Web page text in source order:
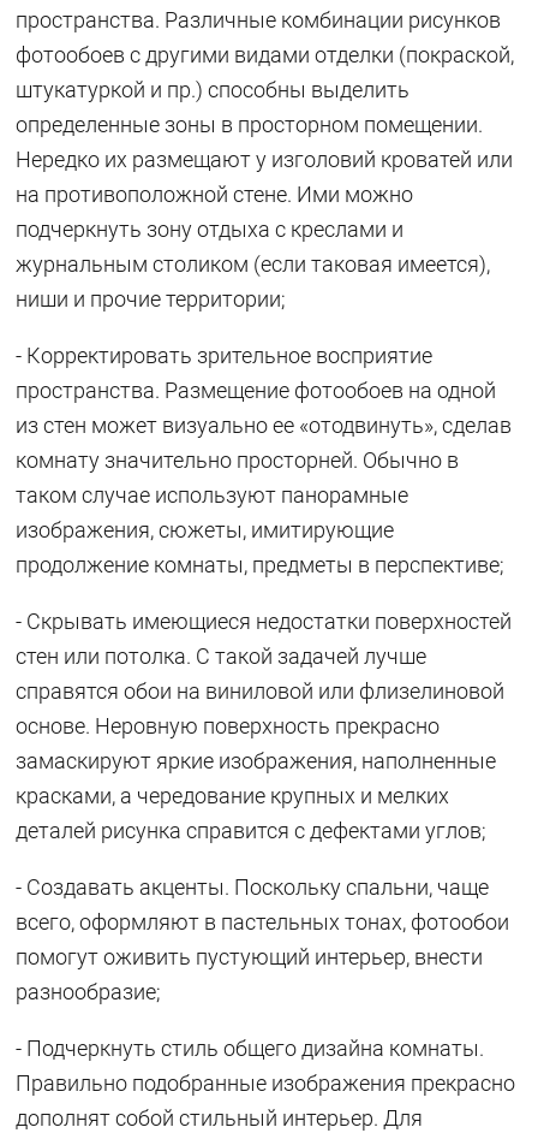
пространства. Различные комбинации рисунков
фотообоев с другими видами отделки (покраской,
штукатуркой и пр.) способны выделить
определенные зоны в просторном помещении.
Нередко их размещают у изголовий кроватей или
на противоположной стене. Ими можно
подчеркнуть зону отдыха с креслами и
журнальным столиком (если таковая имеется),
ниши и прочие территории;
- Корректировать зрительное восприятие
пространства. Размещение фотообоев на одной
из стен может визуально ее «отодвинуть», сделав
комнату значительно просторней. Обычно в
таком случае используют панорамные
изображения, сюжеты, имитирующие
продолжение комнаты, предметы в перспективе;
- Скрывать имеющиеся недостатки поверхностей
стен или потолка. С такой задачей лучше
справятся обои на виниловой или флизелиновой
основе. Неровную поверхность прекрасно
замаскируют яркие изображения, наполненные
красками, а чередование крупных и мелких
деталей рисунка справится с дефектами углов;
- Создавать акценты. Поскольку спальни, чаще
всего, оформляют в пастельных тонах, фотообои
помогут оживить пустующий интерьер, внести
разнообразие;
- Подчеркнуть стиль общего дизайна комнаты.
Правильно подобранные изображения прекрасно
дополнят собой стильный интерьер. Для